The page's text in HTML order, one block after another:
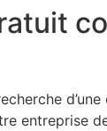
entreprise